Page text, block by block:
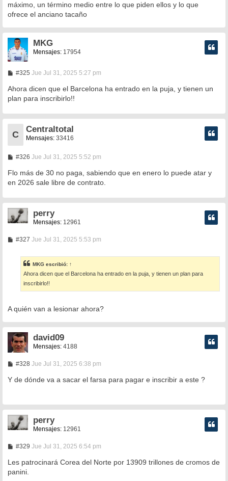
máximo, un término medio entre lo que piden ellos y lo que
ofrece el anciano tacaño
MKG
Mensajes: 17954
#325M
n
a
e
Jue Jul 31, 2025 5:27 pm
Ahora dicen que el Barcelona ha entrado en la puja, y tienen un
plan para inscribirlo!!
C
Centraltotal
Mensajes: 33416
#326M
n
a
e
Jue Jul 31, 2025 5:52 pm
Flo más de 30 no paga, sabiendo que en enero lo puede atar y
en 2026 sale libre de contrato.
perry
Mensajes: 12961
#327M
s
a
j
e
Jue Jul 31, 2025 5:53 pm
MKG escribió: ↑
Ahora dicen que el Barcelona ha entrado en la puja, y tienen un plan para
inscribirlo!!
A quién van a lesionar ahora?
david09
Mensajes: 4188
#328M
n
e
Jue Jul 31, 2025 6:38 pm
Y de dónde va a sacar el farsa para pagar e inscribir a este ?
perry
Mensajes: 12961
#329M
n
Jue Jul 31, 2025 6:54 pm
Les patrocinará Corea del Norte por 13909 trillones de cromos de
panini.